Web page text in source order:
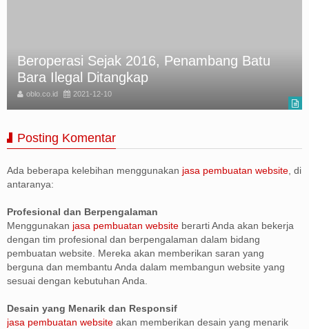
Beroperasi Sejak 2016, Penambang Batu
Bara Ilegal Ditangkap
oblo.co.id 2021-12-10
Posting Komentar
Ada beberapa kelebihan menggunakan jasa pembuatan website , di
antaranya:
Profesional dan Berpengalaman
Menggunakan jasa pembuatan website berarti Anda akan bekerja
dengan tim profesional dan berpengalaman dalam bidang
pembuatan website. Mereka akan memberikan saran yang
berguna dan membantu Anda dalam membangun website yang
sesuai dengan kebutuhan Anda.
Desain yang Menarik dan Responsif
jasa pembuatan website akan memberikan desain yang menarik